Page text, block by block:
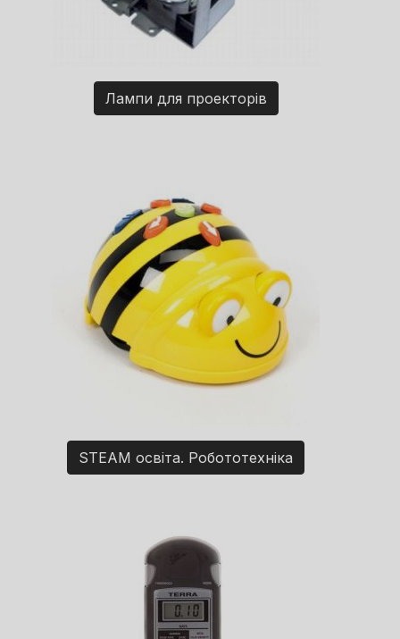
Лампи для проекторів
STEAM освіта. Робототехніка